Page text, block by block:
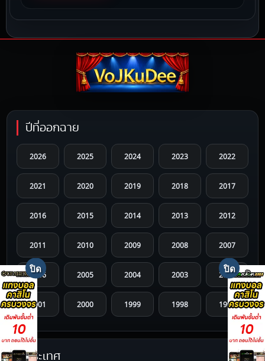
ปีที่ออกฉาย
2026 2025 2024 2023 2022
2021 2020 2019 2018 2017
2016 2015 2014 2013 2012
2011 2010 2009 2008 2007
2006 2005 2004 2003 2002
2001 2000 1999 1998 1997
1996 1995 1994 1993 1992
ประเทศ